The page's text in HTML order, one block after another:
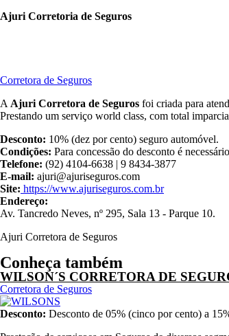
Ajuri Corretoria de Seguros
Corretora de Seguros
A Ajuri Corretora de Seguros foi criada para
Prestando um serviço world class, com total
Desconto: 10% (dez por cento) seguro automóvel.
Condições: Para concessão do desconto é
Telefone: (92) 4104-6638 | 9 8434-3877
E-mail: ajuri@ajuriseguros.com
Site: https://www.ajuriseguros.com.br
Endereço:
Av. Tancredo Neves, nº 295, Sala 13 - Parque 10.
Ajuri Corretora de Seguros
Conheça também
WILSON´S CORRETORA DE
Corretora de Seguros
Desconto: Desconto de 05% (cinco por cento) a